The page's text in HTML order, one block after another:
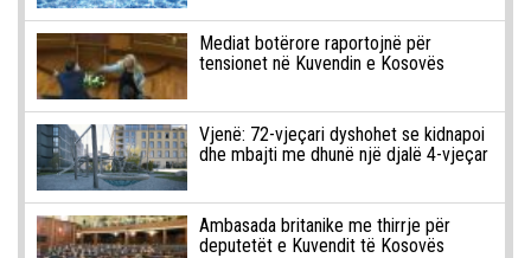
Mediat botërore raportojnë për
tensionet në Kuvendin e Kosovës
Vjenë: 72-vjeçari dyshohet se kidnapoi
dhe mbajti me dhunë një djalë 4-vjeçar
Ambasada britanike me thirrje për
deputetët e Kuvendit të Kosovës